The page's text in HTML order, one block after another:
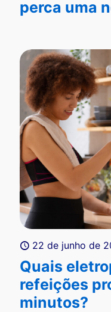
perca uma
22 de junho de
Quais
refeições
minutos?